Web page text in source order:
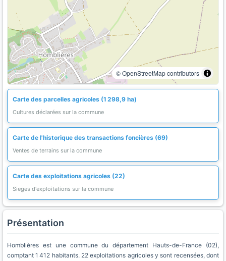
© OpenStreetMap contributors
Carte des parcelles agricoles (1 298,9 ha)
Cultures déclarées sur la commune
Carte de l'historique des transactions foncières (69)
Ventes de terrains sur la commune
Carte des exploitations agricoles (22)
Sieges d'exploitations sur la commune
Présentation
Homblières est une commune du département Hauts-de-France (02),
comptant 1 412 habitants. 22 exploitations agricoles y sont recensées, dont